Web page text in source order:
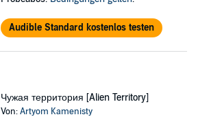
Audible Standard kostenlos testen
Чужая территория [Alien Territory]
Von:Artyom Kamenisty